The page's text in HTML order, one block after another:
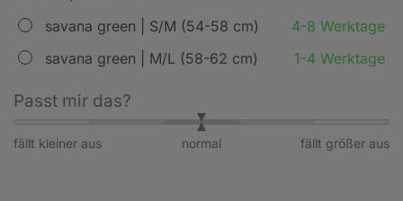
savana green | S/M (54-58 cm)
4-8 Werktage
savana green | M/L (58-62 cm)
1-4 Werktage
Passt mir das?
fällt kleiner aus fällt größer aus
normal